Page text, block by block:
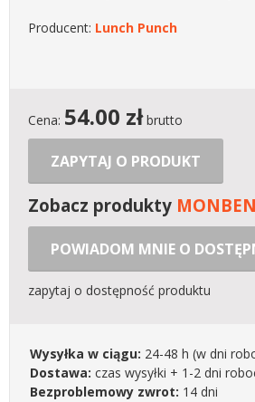
Producent: Lunch Punch
Cena: 54.00 złbrutto
ZAPYTAJ O PRODUKT
Zobacz produkty
POWIADOM MNIE O
zapytaj o dostępność produktu
Wysyłka w ciągu: 24-48 h (w dni
Dostawa: czas wysyłki + 1-2 dni
Bezproblemowy zwrot: 14 dni